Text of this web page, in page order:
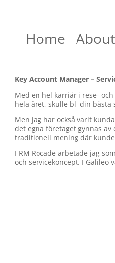
Home
Key Account Manager –
Med en hel karriär i rese-
hela året, skulle bli din bästa
Men jag har också varit
det egna företaget gynnas
traditionell mening där
I RM Rocade arbetade jag
och servicekoncept. I Galileo